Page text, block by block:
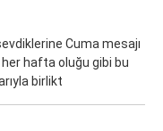
Cuma mesajı
hafta oluğu gibi bu
birlikt